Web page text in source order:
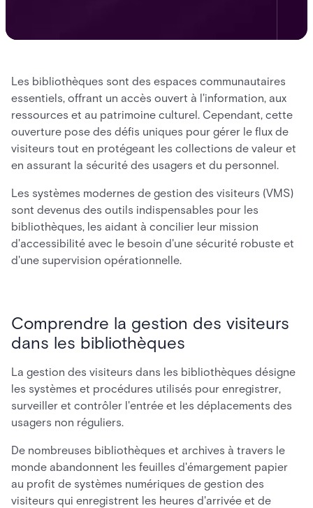
Les bibliothèques sont des espaces communautaires
essentiels, offrant un accès ouvert à l'information, aux
ressources et au patrimoine culturel. Cependant, cette
ouverture pose des défis uniques pour gérer le flux de
visiteurs tout en protégeant les collections de valeur et
en assurant la sécurité des usagers et du personnel.
Les systèmes modernes de gestion des visiteurs (VMS)
sont devenus des outils indispensables pour les
bibliothèques, les aidant à concilier leur mission
d'accessibilité avec le besoin d'une sécurité robuste et
d'une supervision opérationnelle.
Comprendre la gestion des visiteurs
dans les bibliothèques
La gestion des visiteurs dans les bibliothèques désigne
les systèmes et procédures utilisés pour enregistrer,
surveiller et contrôler l'entrée et les déplacements des
usagers non réguliers.
De nombreuses bibliothèques et archives à travers le
monde abandonnent les feuilles d'émargement papier
au profit de systèmes numériques de gestion des
visiteurs qui enregistrent les heures d'arrivée et de